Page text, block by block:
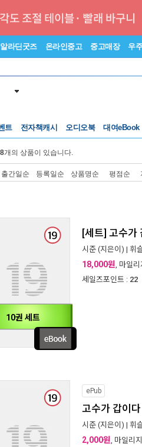
알라딘굿즈 온라인중고 중고매장 우
트 전자책캐시 오디오북 대여eBook
개의 상품이 있습니다.
출간일순 등록일순 상품명순 평점순
10권 세트
[세트] 고수
시준 (지은이) | 휘
18,000원, 마일리
세일즈포인트 : 22
ePub
고수가 갑이다
시준 (지은이) | 휘
2,000원, 마일리지